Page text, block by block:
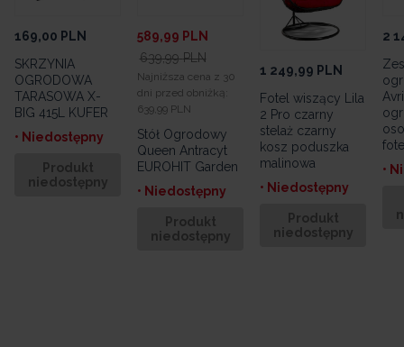
169,00 PLN
SKRZYNIA
OGRODOWA
TARASOWA X-
BIG 415L KUFER
• Niedostępny
Produkt
niedostępny
589,99 PLN
639,99 PLN
Najniższa cena z 30
dni przed obniżką:
639,99 PLN
Stół Ogrodowy
Queen Antracyt
EUROHIT Garden
• Niedostępny
Produkt
niedostępny
1 249,99 PLN
Fotel wiszący Lila
2 Pro czarny
stelaż czarny
kosz poduszka
malinowa
• Niedostępny
Produkt
niedostępny
2
•